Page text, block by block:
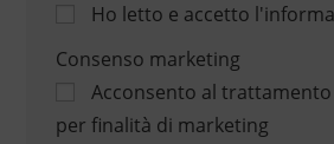
Ho letto e accetto
Consenso marketing
Acconsento al
per finalità di marketing